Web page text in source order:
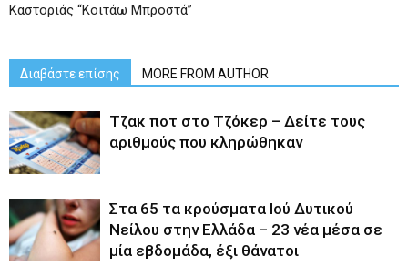
Καστοριάς “Κοιτάω Μπροστά”
Διαβάστε επίσης MORE FROM AUTHOR
Tζακ ποτ στο Τζόκερ – Δείτε τους
αριθμούς που κληρώθηκαν
Στα 65 τα κρούσματα Ιού Δυτικού
Νείλου στην Ελλάδα – 23 νέα μέσα σε
μία εβδομάδα, έξι θάνατοι